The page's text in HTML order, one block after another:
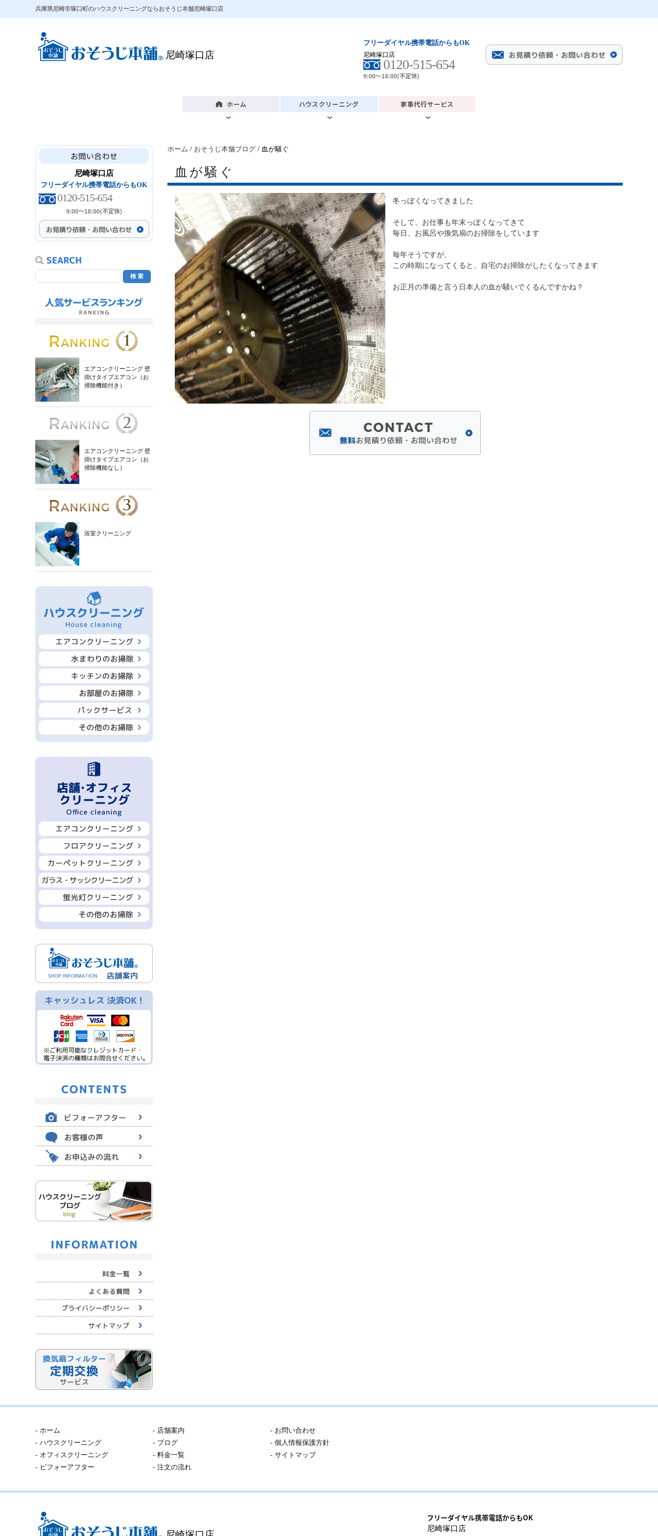
兵庫県尼崎市塚口町のハウスクリーニングならおそうじ本舗尼崎塚口店
尼崎塚口店
フリーダイヤル携帯電話からもOK
尼崎塚口店
0120-515-654
9:00～18:00(不定休)
ホーム / おそうじ本舗ブログ / 血が騒ぐ
血が騒ぐ
冬っぽくなってきました
そして、お仕事も年末っぽくなってきて
毎日、お風呂や換気扇のお掃除をしています
毎年そうですが、
この時期になってくると、自宅のお掃除がしたくなってきます
お正月の準備と言う日本人の血が騒いでくるんですかね？
尼崎塚口店
フリーダイヤル携帯電話からもOK
0120-515-654
9:00～18:00(不定休)
エアコンクリーニング 壁
掛けタイプエアコン（お
掃除機能付き）
エアコンクリーニング 壁
掛けタイプエアコン（お
掃除機能なし）
浴室クリーニング
- ホーム
- ハウスクリーニング
- オフィスクリーニング
- ビフォーアフター
- 店舗案内
- ブログ
- 料金一覧
- 注文の流れ
- お問い合わせ
- 個人情報保護方針
- サイトマップ
フリーダイヤル携帯電話からもOK
尼崎塚口店